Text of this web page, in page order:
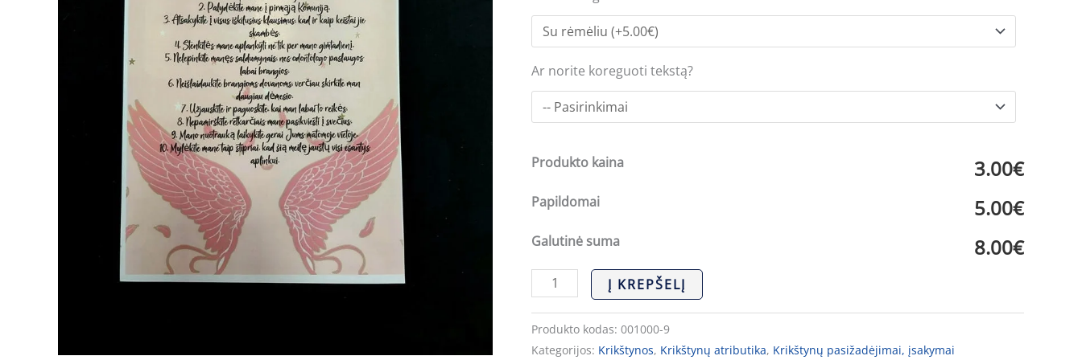
Ar norite koreguoti tekstą?
Produkto kaina 3.00€
Papildomai 5.00€
Galutinė suma 8.00€
Į KREPŠELĮ
Produkto kodas: 001000-9
Kategorijos: Krikštynos, Krikštynų atributika, Krikštynų pasižadėjimai, įsakymai